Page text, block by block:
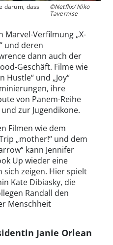
darum, dass
©Netflix/ Niko
Tavernise
Marvel-Verfilmung „X-
und deren
dann auch der
Geschäft. Filme wie
Hustle“ und „Joy“
ihre
von Panem-Reihe
zur Jugendikone.
Filmen wie dem
„mother!“ und dem
kann Jennifer
Up wieder eine
sich zeigen. Hier spielt
Kate Dibiasky, die
Randall den
Menschheit
Janie Orlean